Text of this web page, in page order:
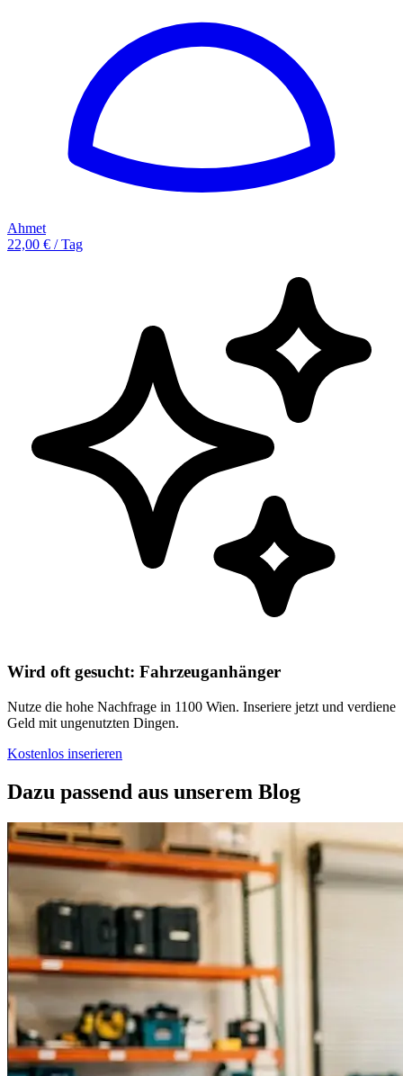
Ahmet
22,00 € / Tag
Wird oft gesucht: Fahrzeuganhänger
Nutze die hohe Nachfrage in 1100 Wien. Inseriere jetzt und verdiene
Geld mit ungenutzten Dingen.
Kostenlos inserieren
Dazu passend aus unserem Blog